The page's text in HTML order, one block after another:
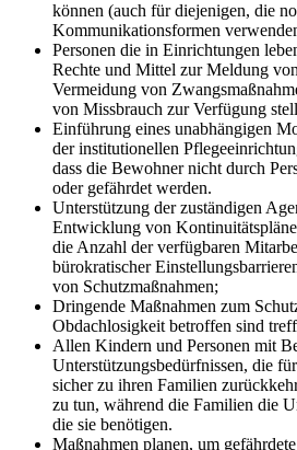
können (auch für diejenigen, die
Kommunikationsformen
Personen die in Einrichtungen
Rechte und Mittel zur Meldung
Vermeidung von
von Missbrauch zur Verfügung
Einführung eines unabhängigen
der institutionellen
dass die Bewohner nicht durch
oder gefährdet werden.
Unterstützung der zuständigen
Entwicklung von
die Anzahl der verfügbaren
bürokratischer
von Schutzmaßnahmen;
Dringende Maßnahmen zum
Obdachlosigkeit betroffen sind
Allen Kindern und Personen mit
Unterstützungsbedürfnissen, die
sicher zu ihren Familien
zu tun, während die Familien die
die sie benötigen.
Maßnahmen planen, um